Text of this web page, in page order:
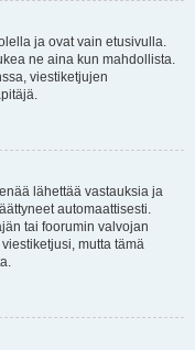
ja ovat vain etusivulla.
ne aina kun mahdollista.
viestiketjujen
lähettää vastauksia ja
automaattisesti.
tai foorumin valvojan
mutta tämä